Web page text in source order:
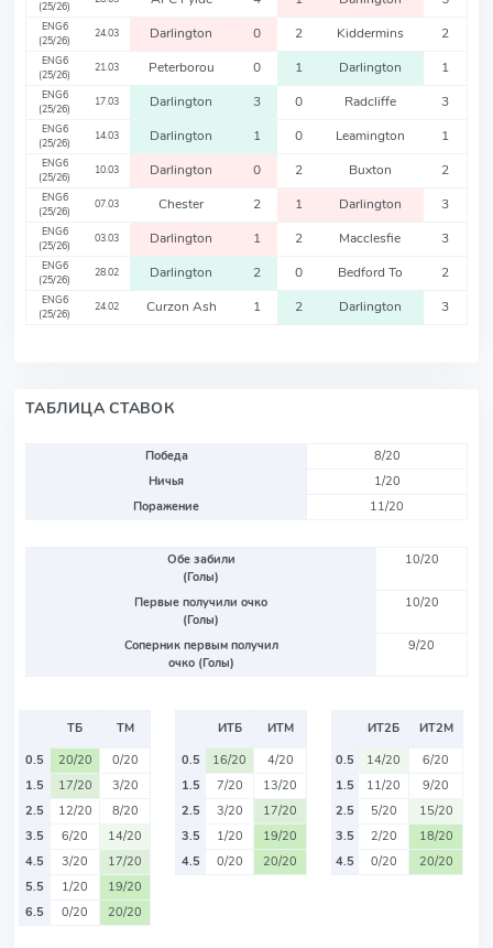
(25/26)
ENG6
(25/26)
24.03 Darlington 0 2 Kiddermins 2
ENG6
(25/26)
21.03 Peterborou 0 1 Darlington 1
ENG6
(25/26)
17.03 Darlington 3 0 Radcliffe 3
ENG6
(25/26)
14.03 Darlington 1 0 Leamington 1
ENG6
(25/26)
10.03 Darlington 0 2 Buxton 2
ENG6
(25/26)
07.03 Chester 2 1 Darlington 3
ENG6
(25/26)
03.03 Darlington 1 2 Macclesfie 3
ENG6
(25/26)
28.02 Darlington 2 0 Bedford To 2
ENG6
(25/26)
24.02 Curzon Ash 1 2 Darlington 3
ТАБЛИЦА СТАВОК
Победа
8/20
Ничья
1/20
Поражение
11/20
Обе забили
(Голы)
10/20
Первые получили очко
(Голы)
10/20
Соперник первым получил
очко (Голы)
9/20
ТБ
ТМ
0.5
20/20
0/20
1.5
17/20
3/20
2.5
12/20
8/20
3.5
6/20
14/20
4.5
3/20
17/20
5.5
1/20
19/20
6.5
0/20 20/20
ИТБ
ИТМ
0.5
16/20
4/20
1.5
7/20
13/20
2.5
3/20
17/20
3.5
1/20
19/20
4.5
0/20 20/20
ИТ2Б
ИТ2М
0.5
14/20
6/20
1.5
11/20
9/20
2.5
5/20
15/20
3.5
2/20
18/20
4.5
0/20 20/20